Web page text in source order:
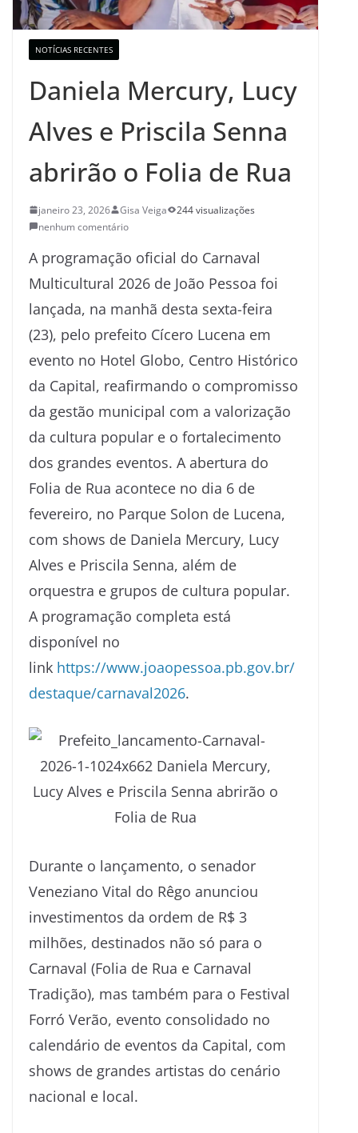
NOTÍCIAS RECENTES
Daniela Mercury, Lucy
Alves e Priscila Senna
abrirão o Folia de Rua
janeiro 23, 2026 Gisa Veiga
244 visualizações
nenhum comentário
A programação oficial do Carnaval
Multicultural 2026 de João Pessoa foi
lançada, na manhã desta sexta-feira
(23), pelo prefeito Cícero Lucena em
evento no Hotel Globo, Centro Histórico
da Capital, reafirmando o compromisso
da gestão municipal com a valorização
da cultura popular e o fortalecimento
dos grandes eventos. A abertura do
Folia de Rua acontece no dia 6 de
fevereiro, no Parque Solon de Lucena,
com shows de Daniela Mercury, Lucy
Alves e Priscila Senna, além de
orquestra e grupos de cultura popular.
A programação completa está
disponível no
link https://www.joaopessoa.pb.gov.br/
destaque/carnaval2026.
Durante o lançamento, o senador
Veneziano Vital do Rêgo anunciou
investimentos da ordem de R$ 3
milhões, destinados não só para o
Carnaval (Folia de Rua e Carnaval
Tradição), mas também para o Festival
Forró Verão, evento consolidado no
calendário de eventos da Capital, com
shows de grandes artistas do cenário
nacional e local.